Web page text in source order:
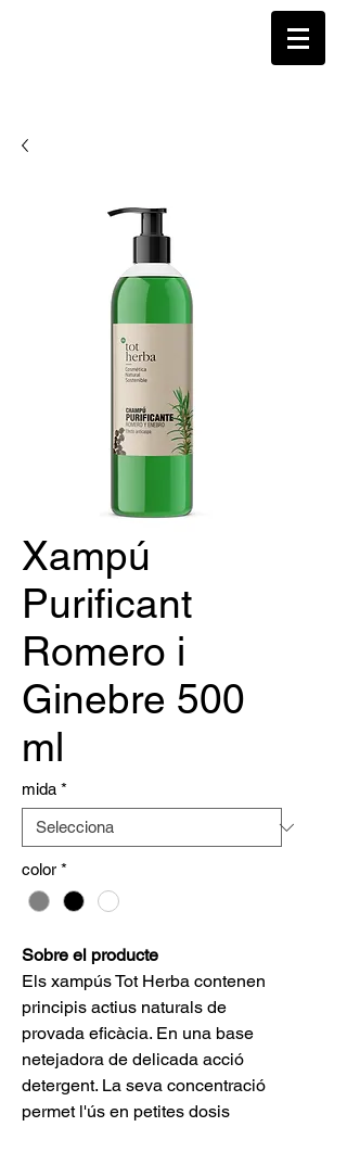
Xampú
Purificant
Romero i
Ginebre 500
ml
mida *
color *
Sobre el producte
Els xampús Tot Herba contenen
principis actius naturals de
provada eficàcia. En una base
netejadora de delicada acció
detergent. La seva concentració
permet l'ús en petites dosis